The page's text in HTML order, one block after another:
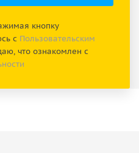
кнопку
с Пользовательским
что ознакомлен с